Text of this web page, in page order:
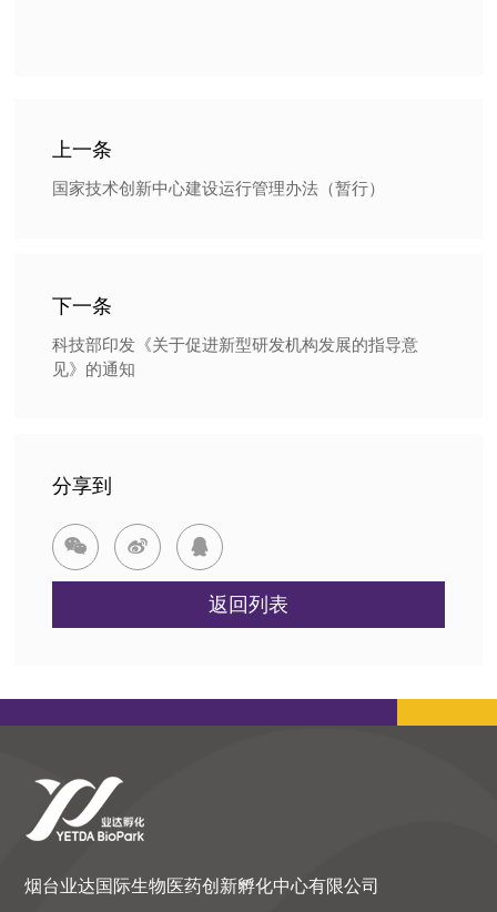
上一条
国家技术创新中心建设运行管理办法（暂行）
下一条
科技部印发《关于促进新型研发机构发展的指导意
见》的通知
分享到
  
返回列表
烟台业达国际生物医药创新孵化中心有限公司